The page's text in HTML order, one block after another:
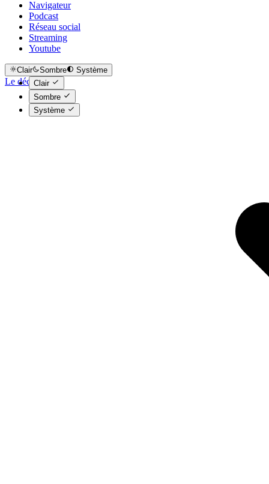
Navigateur
Podcast
Réseau social
Streaming
Youtube
Clair Sombre
Système
Clair
Sombre
Système
Le déclic